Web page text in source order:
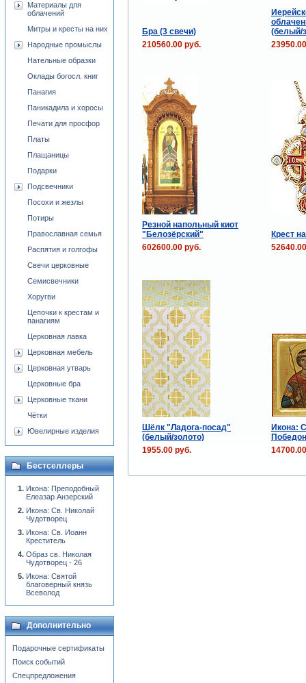
Бра (3 свечи)
(белый/
210560.00 руб.
Резной напольный киот
"Белозёрский"
Крест
602600.00 руб.
Шёлк "Ладога-посад"
(белый/золото)
Икона:
1955.00 руб.
Материалы для
облачений
Митры и кресты на них
Народные промыслы
Нательные образки
Оклады богосл. книг
Панагия
Паникадила и хоросы
Печати для просфор
Платы
Плащаницы
Подарки
Подсвечники
Посохи и жезлы
Потиры
Православная семья
Распятия и голгофы
Свечи церковные
Семисвечники
Хоругви
Цепочки к крестам и
панагиям
Церковная лавка
Церковная мебель
Церковная утварь
Церковные бра
Церковные ткани
Чётки
Ювелирные изделия
Бестселлеры
Икона: Преподобный
Елеазар Анзерский
Икона: Св. Николай
Чудотворец
Икона: Св. Иоанн
Креститель
Образ св. Николая
Чудотворец - 26
Икона: Святой
благоверный князь
Всеволод
Дополнительно
Подарочные сертификаты
Поиск событий
Спецпредложения